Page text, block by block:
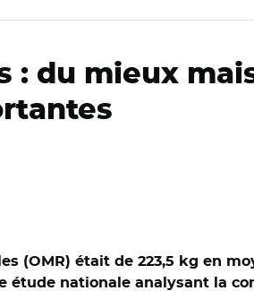
: du mieux
(OMR) était de 223,5 kg en
étude nationale analysant la